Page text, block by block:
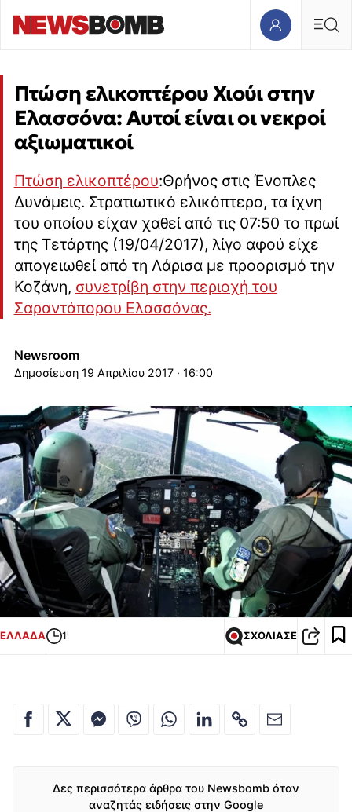
Πτώση ελικοπτέρου Χιούι στην
Ελασσόνα: Αυτοί είναι οι νεκροί
αξιωματικοί
Πτώση ελικοπτέρου:Θρήνος στις Ένοπλες
Δυνάμεις. Στρατιωτικό ελικόπτερο, τα ίχνη
του οποίου είχαν χαθεί από τις 07:50 το πρωί
της Τετάρτης (19/04/2017), λίγο αφού είχε
απογειωθεί από τη Λάρισα με προορισμό την
Κοζάνη, συνετρίβη στην περιοχή του
Σαραντάπορου Ελασσόνας.
Newsroom
19 Απριλίου 2017 · 16:00
ΕΛΛΑΔΑ 1' ΣΧΟΛΙΑΣΕ
Δες περισσότερα άρθρα του Newsbomb όταν
αναζητάς ειδήσεις στην Google